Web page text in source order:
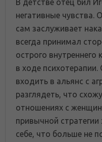
В детстве отец бил
негативные чувства.
сам заслуживает
всегда принимал
острого
в ходе
входить в альянс с
разглядеть, что
отношениях с
привычной
себе, что больше не